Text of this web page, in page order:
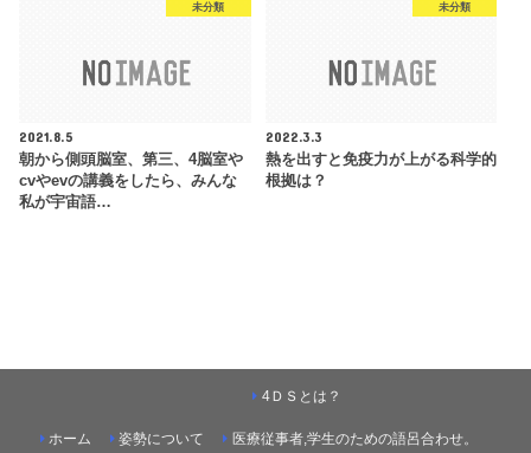
未分類
2021.8.5
朝から側頭脳室、第三、4脳室や
cvやevの講義をしたら、みんな
私が宇宙語…
未分類
2022.3.3
熱を出すと免疫力が上がる科学的
根拠は？
ホーム
4ＤＳとは？
姿勢について
医療従事者,学生のための語呂合わせ。